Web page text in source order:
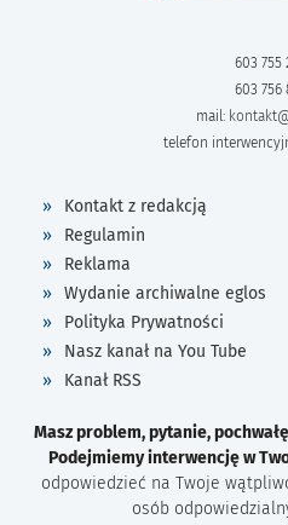
603 755
603 756
mail:
telefon
Kontakt z redakcją
Regulamin
Reklama
Wydanie archiwalne eglos
Polityka Prywatności
Nasz kanał na You Tube
Kanał RSS
Masz problem, pytanie,
Podejmiemy interwencję w
odpowiedzieć na Twoje
osób